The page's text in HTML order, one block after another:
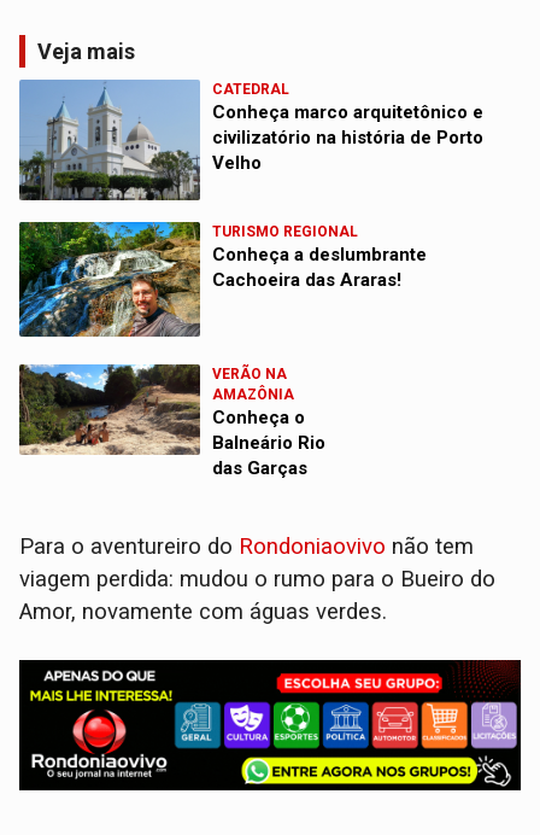
Veja mais
CATEDRAL
Conheça marco arquitetônico e
civilizatório na história de Porto
Velho
TURISMO REGIONAL
Conheça a deslumbrante
Cachoeira das Araras!
VERÃO NA
AMAZÔNIA
Conheça o
Balneário Rio
das Garças
Para o aventureiro do Rondoniaovivo não tem
viagem perdida: mudou o rumo para o Bueiro do
Amor, novamente com águas verdes.